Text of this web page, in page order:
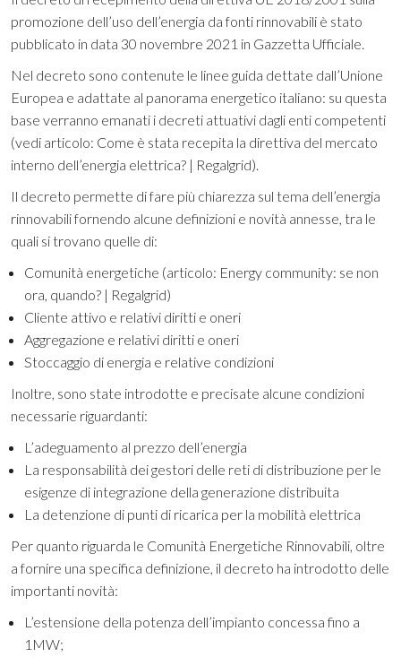
promozione dell’uso dell’energia da fonti rinnovabili è stato
pubblicato in data 30 novembre 2021 in Gazzetta Ufficiale.
Nel decreto sono contenute le linee guida dettate dall’Unione
Europea e adattate al panorama energetico italiano: su questa
base verranno emanati i decreti attuativi dagli enti competenti
(vedi articolo: Come è stata recepita la direttiva del mercato
interno dell’energia elettrica? | Regalgrid).
Il decreto permette di fare più chiarezza sul tema dell’energia
rinnovabili fornendo alcune definizioni e novità annesse, tra le
quali si trovano quelle di:
Comunità energetiche (articolo: Energy community: se non
ora, quando? | Regalgrid)
Cliente attivo e relativi diritti e oneri
Aggregazione e relativi diritti e oneri
Stoccaggio di energia e relative condizioni
Inoltre, sono state introdotte e precisate alcune condizioni
necessarie riguardanti:
L’adeguamento al prezzo dell’energia
La responsabilità dei gestori delle reti di distribuzione per le
esigenze di integrazione della generazione distribuita
La detenzione di punti di ricarica per la mobilità elettrica
Per quanto riguarda le Comunità Energetiche Rinnovabili, oltre
a fornire una specifica definizione, il decreto ha introdotto delle
importanti novità:
L’estensione della potenza dell’impianto concessa fino a
1MW;